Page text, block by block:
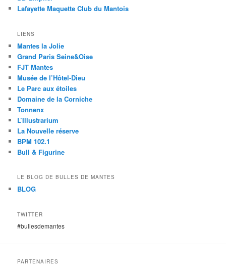
Lafayette Maquette Club du Mantois
LIENS
Mantes la Jolie
Grand Paris Seine&Oise
FJT Mantes
Musée de l’Hôtel-Dieu
Le Parc aux étoiles
Domaine de la Corniche
Tonnenx
L’Illustrarium
La Nouvelle réserve
BPM 102.1
Bull & Figurine
LE BLOG DE BULLES DE MANTES
BLOG
TWITTER
#bullesdemantes
PARTENAIRES